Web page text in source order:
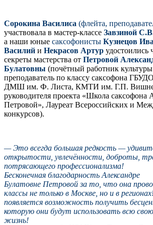
Сорокина Василиса (флейта,
участвовала в мастер-классе Завзиной
а наши юные саксофонисты Кузнецов
Василий и Некрасов Артур удостоились
секреты мастерства от Петровой
Булатовны (почётный работник
преподаватель по классу саксофона
ДМШ им. Ф. Листа, КМТИ им. Г.П.
руководителя проекта «Школа саксофона
Петровой», Лауреат Всероссийских и
конкурсов).
— Это всегда большая редкость —
открытости, увлечённости, доброты,
потрясающего профессионализма!
Бесконечная благодарность Александре
Булатовне Петровой за то, что она
классы не только в Москве, но и в
появляется возможность получить
которую они будут использовать всю
жизнь!